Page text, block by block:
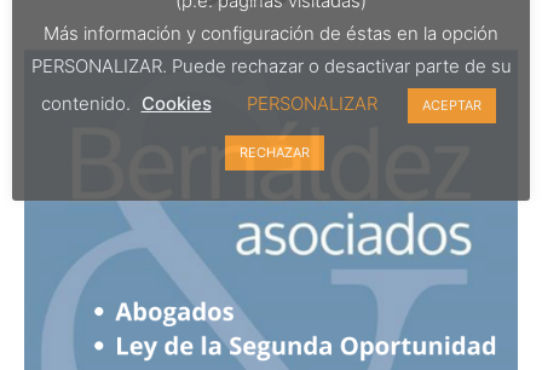
Más información y configuración de éstas en la opción
PERSONALIZAR. Puede rechazar o desactivar parte de su
contenido. Cookies PERSONALIZAR ACEPTAR
RECHAZAR